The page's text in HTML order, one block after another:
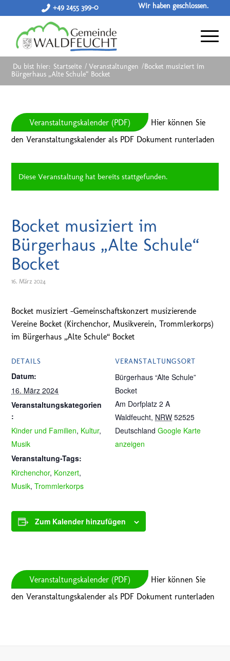
+49 2455 399-0 Wir haben geschlossen.
Du bist hier: Startseite / Veranstaltungen /Bocket musiziert im
Bürgerhaus „Alte Schule“ Bocket
Veranstaltungskalender (PDF)
Hier können Sie
den Veranstaltungskalender als PDF Dokument runterladen
Diese Veranstaltung hat bereits stattgefunden.
Bocket musiziert im
Bürgerhaus „Alte Schule“
Bocket
16. März 2024
Bocket musiziert -Gemeinschaftskonzert musizierende
Vereine Bocket (Kirchenchor, Musikverein, Trommlerkorps)
im Bürgerhaus „Alte Schule“ Bocket
DETAILS
Datum:
16. März 2024
Veranstaltungskategorien
:
Kinder und Familien, Kultur,
Musik
Veranstaltung-Tags:
Kirchenchor, Konzert,
Musik,Trommlerkorps
VERANSTALTUNGSORT
Bürgerhaus “Alte Schule”
Bocket
Am Dorfplatz 2 A
Waldfeucht, NRW 52525
Deutschland Google Karte
anzeigen
Zum Kalender hinzufügen
Veranstaltungskalender (PDF)
Hier können Sie
den Veranstaltungskalender als PDF Dokument runterladen